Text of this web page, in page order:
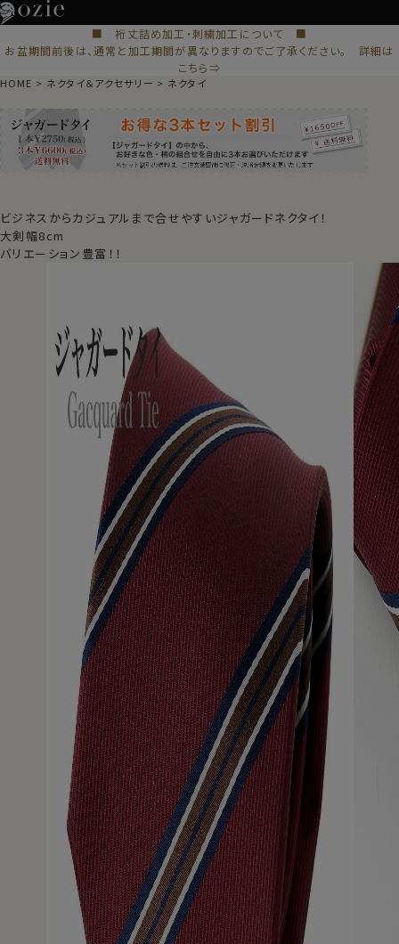
■ 裄丈詰め加工・刺繍加工について ■
お盆期間前後は、通常と加工期間が異なりますのでご了承ください。 詳細は
こちら⇒
HOME ネクタイ＆アクセサリー ネクタイ
ビジネスからカジュアルまで合せやすいジャガードネクタイ！
大剣幅8cm
バリエーション豊富！！